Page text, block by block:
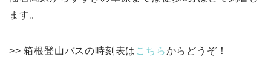
ます。
>> 箱根登山バスの時刻表は こちらからどうぞ！